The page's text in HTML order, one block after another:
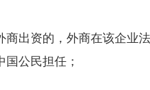
资的，外商在该企业
公民担任；